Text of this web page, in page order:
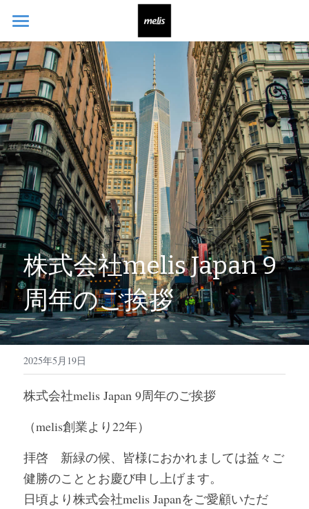
ホーム
お問い合わせ
株式会社melis Japan 9
周年のご挨拶
2025年5月19日
株式会社melis Japan 9周年のご挨拶
（melis創業より22年）
拝啓　新緑の候、皆様におかれましては益々ご
健勝のこととお慶び申し上げます。
日頃より株式会社melis Japanをご愛顧いただ